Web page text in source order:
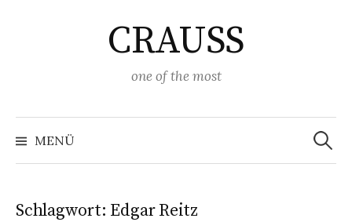
CRAUSS
one of the most
MENÜ
Suchen
nach:
Schlagwort: Edgar Reitz